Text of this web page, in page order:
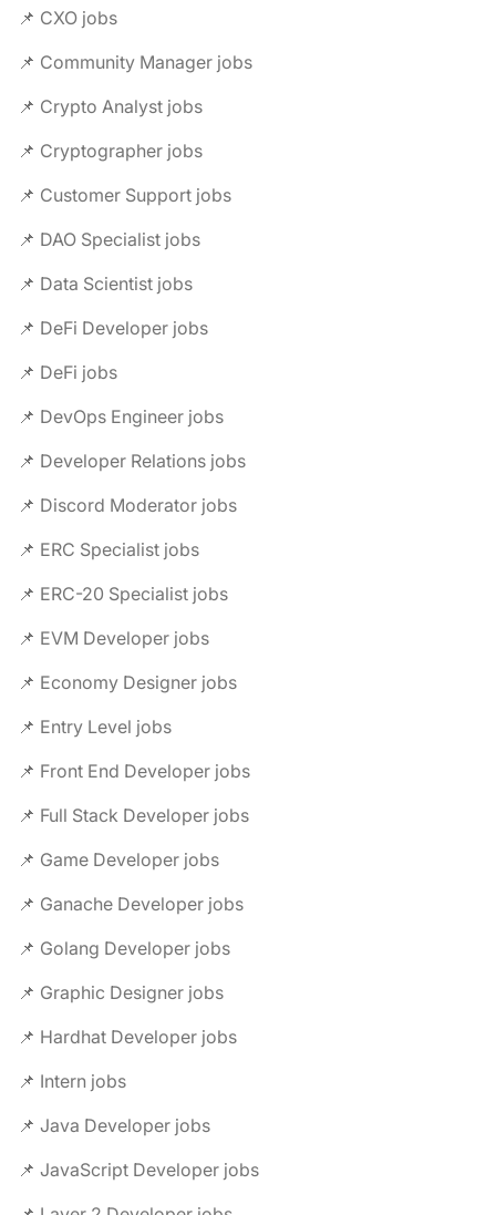
📌 CXO jobs
📌 Community Manager jobs
📌 Crypto Analyst jobs
📌 Cryptographer jobs
📌 Customer Support jobs
📌 DAO Specialist jobs
📌 Data Scientist jobs
📌 DeFi Developer jobs
📌 DeFi jobs
📌 DevOps Engineer jobs
📌 Developer Relations jobs
📌 Discord Moderator jobs
📌 ERC Specialist jobs
📌 ERC-20 Specialist jobs
📌 EVM Developer jobs
📌 Economy Designer jobs
📌 Entry Level jobs
📌 Front End Developer jobs
📌 Full Stack Developer jobs
📌 Game Developer jobs
📌 Ganache Developer jobs
📌 Golang Developer jobs
📌 Graphic Designer jobs
📌 Hardhat Developer jobs
📌 Intern jobs
📌 Java Developer jobs
📌 JavaScript Developer jobs